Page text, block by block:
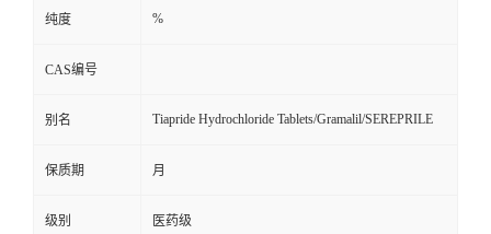
纯度 %
CAS编号
别名 Tiapride Hydrochloride Tablets/Gramalil/SEREPRILE
保质期 月
级别 医药级